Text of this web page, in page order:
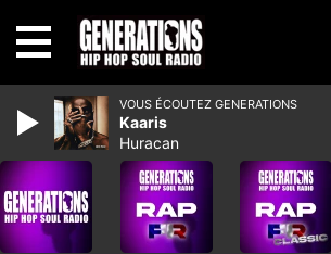
VOUS ÉCOUTEZ GENERATIONS
Kaaris
Huracan